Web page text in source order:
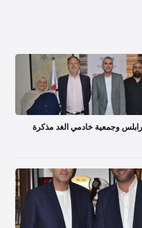
وجمعية خادمي الغد مذكرة